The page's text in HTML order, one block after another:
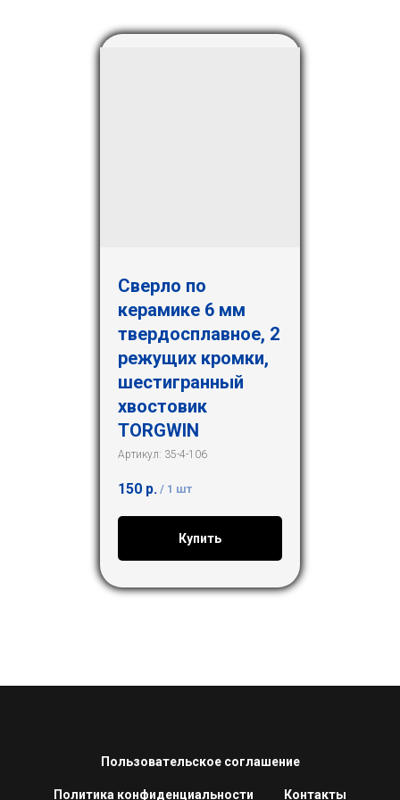
Сверло по
керамике 6 мм
твердосплавное, 2
режущих кромки,
шестигранный
хвостовик
TORGWIN
Артикул: 35-4-106
150 р. / 1 шт
Купить
Пользовательское соглашение
Политика конфиденциальности Контакты